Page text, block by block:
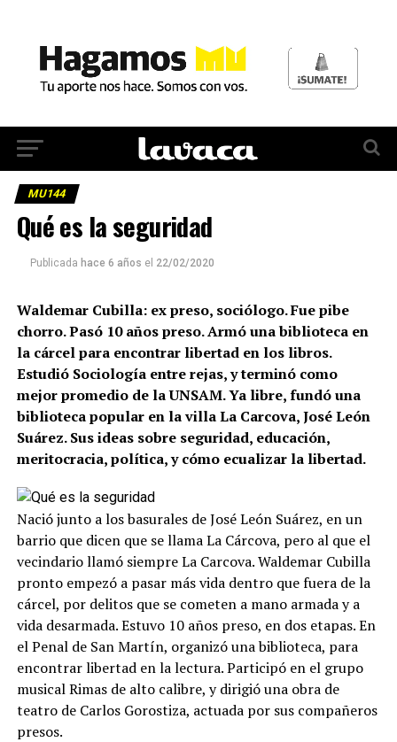
MU144
Qué es la seguridad
Publicada hace 6 años el 22/02/2020
Waldemar Cubilla: ex preso, sociólogo. Fue pibe
chorro. Pasó 10 años preso. Armó una biblioteca en
la cárcel para encontrar libertad en los libros.
Estudió Sociología entre rejas, y terminó como
mejor promedio de la UNSAM. Ya libre, fundó una
biblioteca popular en la villa La Carcova, José León
Suárez. Sus ideas sobre seguridad, educación,
meritocracia, política, y cómo ecualizar la libertad.
Nació junto a los basurales de José León Suárez, en un
barrio que dicen que se llama La Cárcova, pero al que el
vecindario llamó siempre La Carcova. Waldemar Cubilla
pronto empezó a pasar más vida dentro que fuera de la
cárcel, por delitos que se cometen a mano armada y a
vida desarmada. Estuvo 10 años preso, en dos etapas. En
el Penal de San Martín, organizó una biblioteca, para
encontrar libertad en la lectura. Participó en el grupo
musical Rimas de alto calibre, y dirigió una obra de
teatro de Carlos Gorostiza, actuada por sus compañeros
presos.